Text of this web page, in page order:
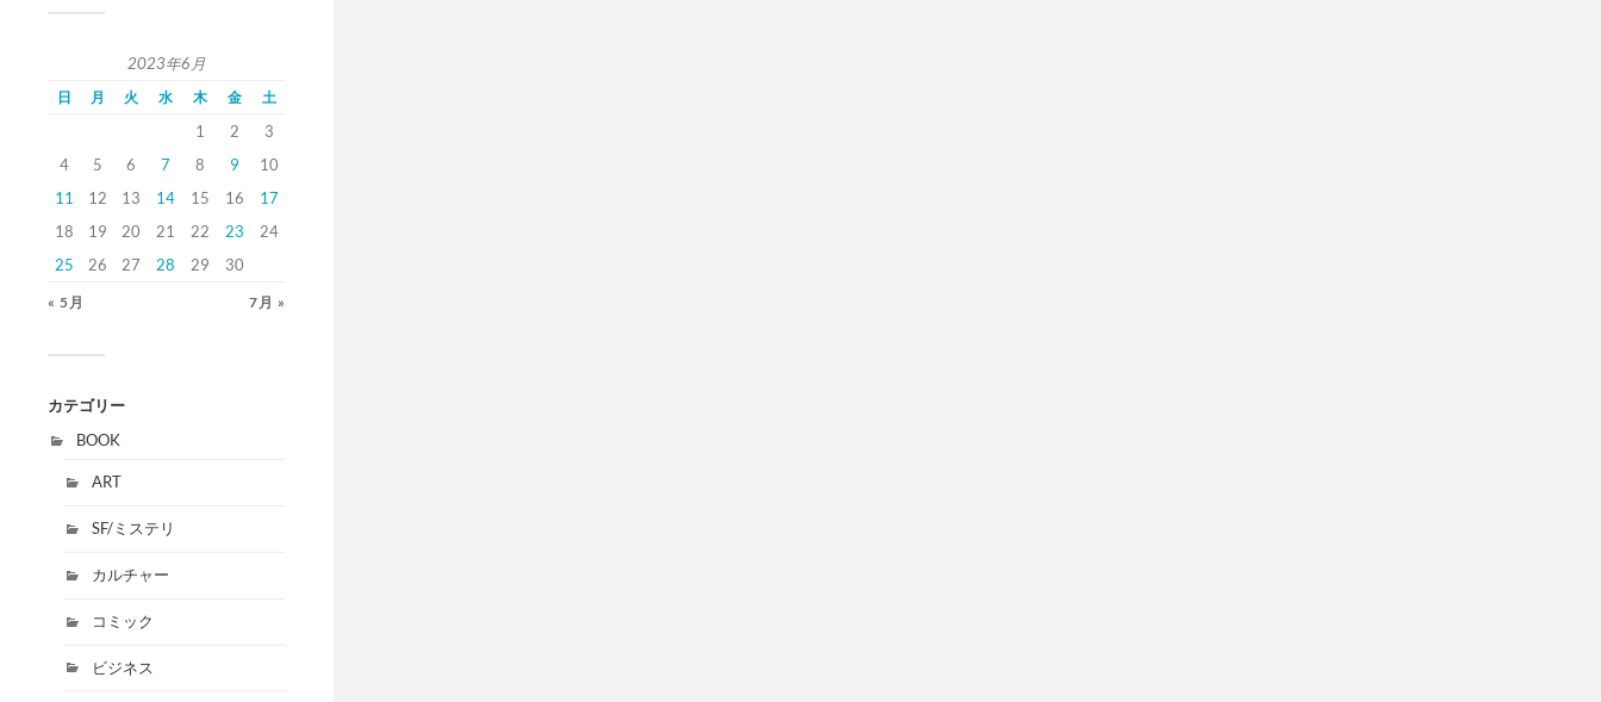
2023年6月
日 月 火 水 木 金 土
1 2
3
4
5 6 7 8 9
10
11
12 13 14 15 16
17
18
19 20 21 22 23
24
25
26 27 28 29 30
« 5月 7月 »
カテゴリー
BOOK
ART
SF/ミステリ
カルチャー
コミック
ビジネス